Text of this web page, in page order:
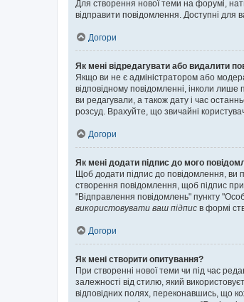
Для створення нової теми на форумі,
відправити повідомлення. Доступні для
Догори
Як мені відредагувати або видалити
Якщо ви не є адміністратором або
відповідному повідомленні, інколи
ви редагували, а також дату і час
розсуд. Врахуйте, що звичайні
Догори
Як мені додати підпис до мого
Щоб додати підпис до повідомлення, ви
створення повідомлення, щоб підпис
"Відправлення повідомлень" пункту
використовувати ваш підпис в формі
Догори
Як мені створити опитування?
При створенні нової теми чи під час
залежності від стилю, який
відповідних полях, переконавшись, що